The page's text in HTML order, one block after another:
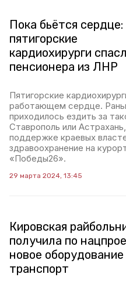
Пока бьётся сердце:
пятигорские
кардиохирурги
пенсионера из ЛНР
Пятигорские
работающем сердце.
приходилось ездить за
Ставрополь или
поддержке краевых
здравоохранение на
«Победы26».
29 марта 2024, 13:45
Кировская
получила по
новое оборудование
транспорт